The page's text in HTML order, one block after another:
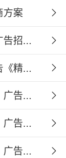
方案
告招...
《精...
广告...
广告...
广告...